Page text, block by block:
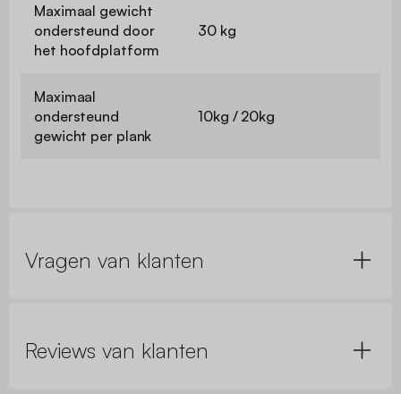
Maximaal gewicht
ondersteund door
het hoofdplatform
30 kg
Maximaal
ondersteund
gewicht per plank
10kg / 20kg
Vragen van klanten
Reviews van klanten